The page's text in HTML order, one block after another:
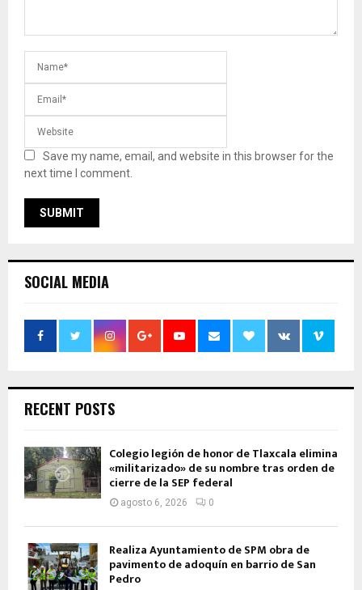
Save my name, email, and website in this browser for the
next time I comment.
SOCIAL MEDIA
RECENT POSTS
Colegio legión de honor de Tlaxcala elimina
«militarizado» de su nombre tras orden de
cierre de la SEP federal
agosto 6, 2026 0
Realiza Ayuntamiento de SPM obra de
pavimento de adoquín en barrio de San
Pedro